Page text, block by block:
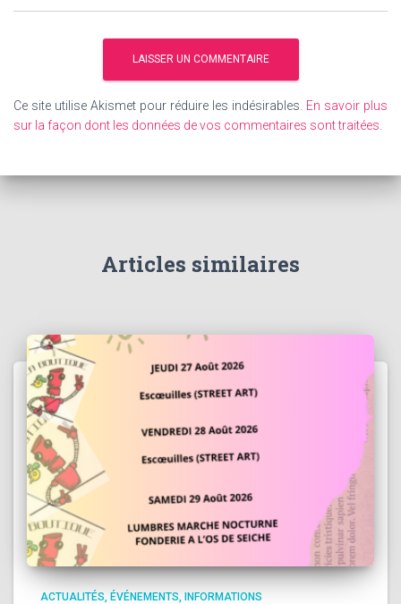
Ce site utilise Akismet pour réduire les indésirables. En savoir plus
sur la façon dont les données de vos commentaires sont traitées
Articles similaires
ACTUALITÉS ÉVÉNEMENTS INFORMATIONS